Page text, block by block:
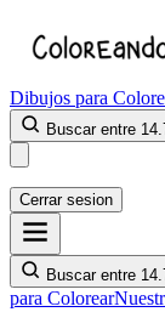
Dibujos para
Buscar entre
Cerrar sesion
Buscar entre
para Colorear